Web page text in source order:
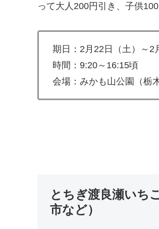
って大人200円引き、子供
期日：2月22日（土）～2
時間：9:20～16:15頃
会場：みかも山公園（栃
とちぎ渡良瀬いち
市など）